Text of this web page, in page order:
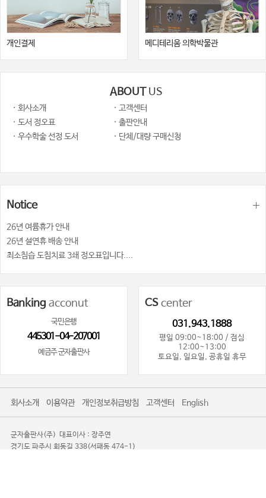
개인결제 메디테리움 의학박물관
ABOUT US
· 회사소개
· 고객센터
· 도서 정오표
· 출판안내
· 우수학술 선정 도서
· 단체/대량 구매신청
Notice
26년 여륨휴가 안내
26년 설연휴 배송 안내
최소침습 도침치료 3쇄 정오표입니다....
Banking acconut
국민은행
445301-04-207001
예금주 군자출판사
CScenter
031.943.1888
평일 09:00~18:00 / 점심
12:00~13:00
토요일, 일요일, 공휴일 휴무
회사소개 이용약관 개인정보취급방침 고객센터 English
군자출판사(주) 대표이사 : 장주연
경기도 파주시 회동길 338(서패동 474-1)